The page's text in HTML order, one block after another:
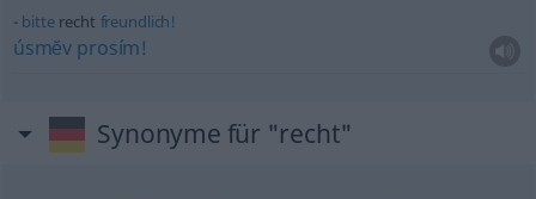
bitterecht freundlich!
úsmĕv prosím!
Synonyme für "recht"